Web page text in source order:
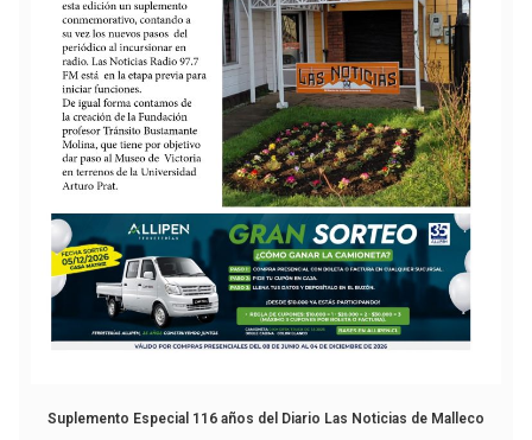
Suplemento Especial 116 años del Diario Las Noticias de Malleco